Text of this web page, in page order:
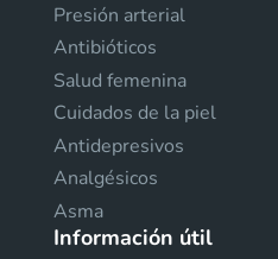
Presión arterial
Antibióticos
Salud femenina
Cuidados de la piel
Antidepresivos
Analgésicos
Asma
Información útil